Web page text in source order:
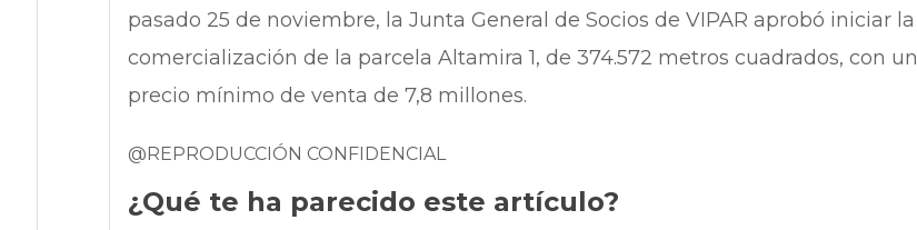
pasado 25 de noviembre, la Junta General de Socios de VIPAR aprobó iniciar la
comercialización de la parcela Altamira 1, de 374.572 metros cuadrados, con un
precio mínimo de venta de 7,8 millones.
@REPRODUCCIÓN CONFIDENCIAL
¿Qué te ha parecido este artículo?